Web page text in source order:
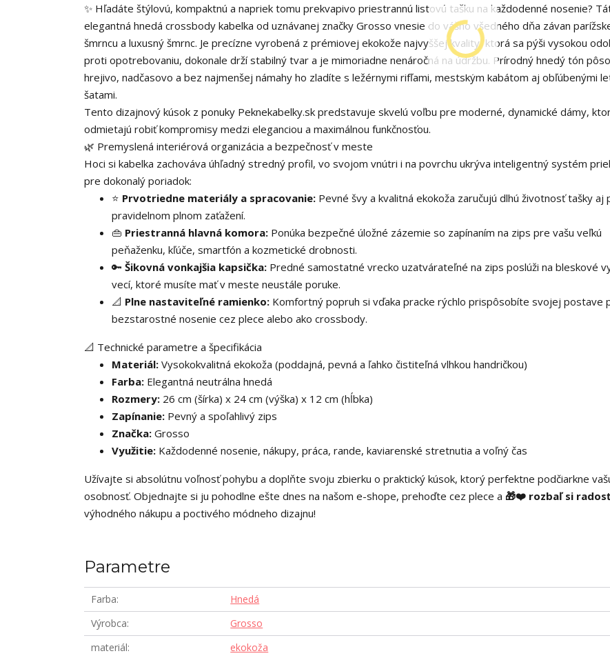
✨ Hľadáte štýlovú, kompaktnú a napriek tomu prekvapivo priestrannú listovú tašku na každodenné nosenie?
elegantná hnedá crossbody kabelka od uznávanej značky Grosso vnesie do vášho všedného dňa závan
šmrncu a luxusný šmrnc. Je precízne vyrobená z prémiovej ekokože najvyššej kvality, ktorá sa pýši vysokou
proti opotrebovaniu, dokonale drží stabilný tvar a je mimoriadne nenáročná na údržbu. Prírodný hnedý tón
hrejivo, nadčasovo a bez najmenšej námahy ho zladíte s ležérnymi rifľami, mestským kabátom aj obľúbenými
šatami.
Tento dizajnový kúsok z ponuky Peknekabelky.sk predstavuje skvelú voľbu pre moderné, dynamické dámy,
odmietajú robiť kompromisy medzi eleganciou a maximálnou funkčnosťou.
🌿 Premyslená interiérová organizácia a bezpečnosť v meste
Hoci si kabelka zachováva úhľadný stredný profil, vo svojom vnútri i na povrchu ukrýva inteligentný systém
pre dokonalý poriadok:
⭐ Prvotriedne materiály a spracovanie: Pevné švy a kvalitná ekokoža zaručujú dlhú životnosť tašky aj
pravidelnom plnom zaťažení.
👜 Priestranná hlavná komora: Ponúka bezpečné úložné zázemie so zapínaním na zips pre vašu veľkú
peňaženku, kľúče, smartfón a kozmetické drobnosti.
🔑 Šikovná vonkajšia kapsička: Predné samostatné vrecko uzatvárateľné na zips poslúži na bleskové
vecí, ktoré musíte mať v meste neustále poruke.
📐 Plne nastaviteľné ramienko: Komfortný popruh si vďaka pracke rýchlo prispôsobíte svojej postave
bezstarostné nosenie cez plece alebo ako crossbody.
📐 Technické parametre a špecifikácia
Materiál: Vysokokvalitná ekokoža (poddajná, pevná a ľahko čistiteľná vlhkou handričkou)
Farba: Elegantná neutrálna hnedá
Rozmery: 26 cm (šírka) x 24 cm (výška) x 12 cm (hĺbka)
Zapínanie: Pevný a spoľahlivý zips
Značka: Grosso
Využitie: Každodenné nosenie, nákupy, práca, rande, kaviarenské stretnutia a voľný čas
Užívajte si absolútnu voľnosť pohybu a doplňte svoju zbierku o praktický kúsok, ktorý perfektne podčiarkne
osobnosť. Objednajte si ju pohodlne ešte dnes na našom e-shope, prehoďte cez plece a 🎁❤️ rozbaľ si
výhodného nákupu a poctivého módneho dizajnu!
Parametre
Farba
Hnedá
Výrobca
Grosso
materiál
ekokoža